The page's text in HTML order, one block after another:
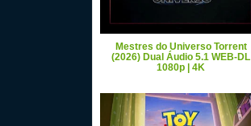
Mestres do Universo Torrent
(2026) Dual Áudio 5.1 WEB-DL
1080p | 4K